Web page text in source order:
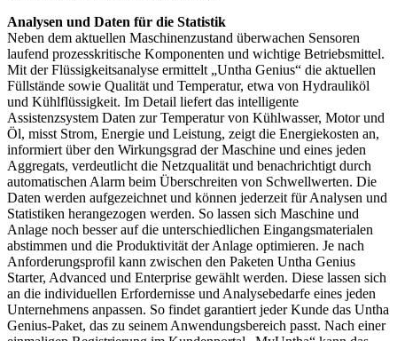
Analysen und Daten für die Statistik
Neben dem aktuellen Maschinenzustand überwachen Sensoren
laufend prozesskritische Komponenten und wichtige Betriebsmittel.
Mit der Flüssigkeitsanalyse ermittelt „Untha Genius“ die aktuellen
Füllstände sowie Qualität und Temperatur, etwa von Hydrauliköl
und Kühlflüssigkeit. Im Detail liefert das intelligente
Assistenzsystem Daten zur Temperatur von Kühlwasser, Motor und
Öl, misst Strom, Energie und Leistung, zeigt die Energiekosten an,
informiert über den Wirkungsgrad der Maschine und eines jeden
Aggregats, verdeutlicht die Netzqualität und benachrichtigt durch
automatischen Alarm beim Überschreiten von Schwellwerten. Die
Daten werden aufgezeichnet und können jederzeit für Analysen und
Statistiken herangezogen werden. So lassen sich Maschine und
Anlage noch besser auf die unterschiedlichen Eingangsmaterialen
abstimmen und die Produktivität der Anlage optimieren. Je nach
Anforderungsprofil kann zwischen den Paketen Untha Genius
Starter, Advanced und Enterprise gewählt werden. Diese lassen sich
an die individuellen Erfordernisse und Analysebedarfe eines jeden
Unternehmens anpassen. So findet garantiert jeder Kunde das Untha
Genius-Paket, das zu seinem Anwendungsbereich passt. Nach einer